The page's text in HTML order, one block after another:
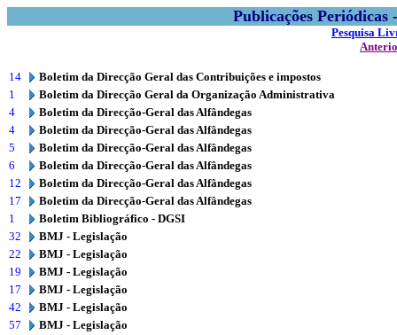
Publicações
Pesquisa
14
Boletim da Direcção Geral das Contribuições e impostos
1
Boletim da Direcção Geral da Organização Administrativa
4
Boletim da Direcção-Geral das Alfândegas
4
Boletim da Direcção-Geral das Alfândegas
5
Boletim da Direcção-Geral das Alfândegas
6
Boletim da Direcção-Geral das Alfândegas
12
Boletim da Direcção-Geral das Alfândegas
17
Boletim da Direcção-Geral das Alfândegas
1
Boletim Bibliográfico - DGSI
32
BMJ - Legislação
22
BMJ - Legislação
19
BMJ - Legislação
17
BMJ - Legislação
42
BMJ - Legislação
57
BMJ - Legislação